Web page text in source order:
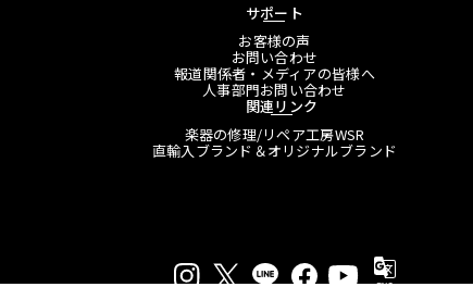
サポート
お客様の声
お問い合わせ
報道関係者・メディアの皆様へ
人事部門お問い合わせ
関連リンク
楽器の修理/リペア工房WSR
直輸入ブランド＆オリジナルブランド